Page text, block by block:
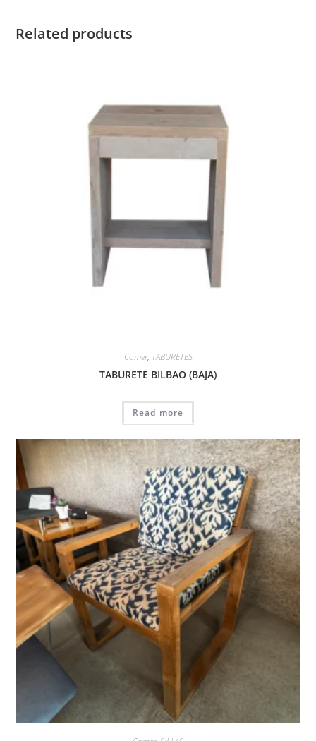
Related products
Comer, TABURETES
TABURETE BILBAO (BAJA)
Read more